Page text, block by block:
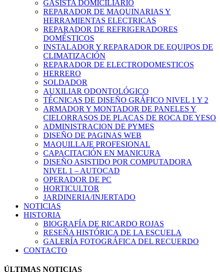
GASISTA DOMICILIARIO
REPARADOR DE MAQUINARIAS Y
HERRAMIENTAS ELECTRICAS
REPARADOR DE REFRIGERADORES
DOMÉSTICOS
INSTALADOR Y REPARADOR DE EQUIPOS DE
CLIMATIZACIÓN
REPARADOR DE ELECTRODOMESTICOS
HERRERO
SOLDADOR
AUXILIAR ODONTOLÓGICO
TÉCNICAS DE DISEÑO GRÁFICO NIVEL 1 Y 2
ARMADOR Y MONTADOR DE PANELES Y
CIELORRASOS DE PLACAS DE ROCA DE YESO
ADMINISTRACION DE PYMES
DISEÑO DE PAGINAS WEB
MAQUILLAJE PROFESIONAL
CAPACITACIÓN EN MANICURA
DISEÑO ASISTIDO POR COMPUTADORA
NIVEL 1 – AUTOCAD
OPERADOR DE PC
HORTICULTOR
JARDINERIA/INJERTADO
NOTICIAS
HISTORIA
BIOGRAFÍA DE RICARDO ROJAS
RESEÑA HISTÓRICA DE LA ESCUELA
GALERÍA FOTOGRÁFICA DEL RECUERDO
CONTACTO
ÚLTIMAS NOTICIAS